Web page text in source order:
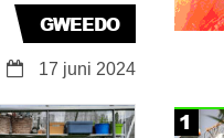
GWEEDO
17 juni 2024
1